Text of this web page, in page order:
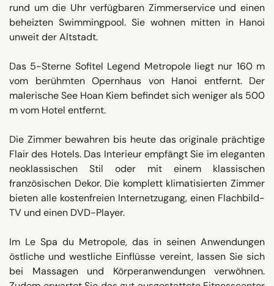
rund um die Uhr verfügbaren Zimmerservice und einen
beheizten Swimmingpool. Sie wohnen mitten in Hanoi
unweit der Altstadt.
Das 5-Sterne Sofitel Legend Metropole liegt nur 160 m
vom berühmten Opernhaus von Hanoi entfernt. Der
malerische See Hoan Kiem befindet sich weniger als 500
m vom Hotel entfernt.
Die Zimmer bewahren bis heute das originale prächtige
Flair des Hotels. Das Interieur empfängt Sie im eleganten
neoklassischen Stil oder mit einem klassischen
französischen Dekor. Die komplett klimatisierten Zimmer
bieten alle kostenfreien Internetzugang, einen Flachbild-
TV und einen DVD-Player.
Im Le Spa du Metropole, das in seinen Anwendungen
östliche und westliche Einflüsse vereint, lassen Sie sich
bei Massagen und Körperanwendungen verwöhnen.